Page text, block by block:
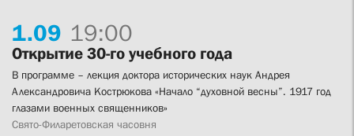
1.09 19:00
Открытие 30-го учебного года
В программе – лекция доктора исторических наук Андрея
Александровича Кострюкова «Начало “духовной весны”. 1917 год
глазами военных священников»
Свято-Филаретовская часовня